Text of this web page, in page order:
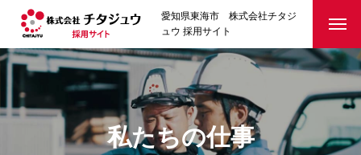
愛知県東海市 株式会社チタジ
ュウ 採用サイト
私たちの仕事